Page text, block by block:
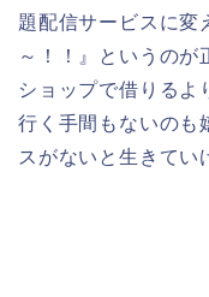
題配信サービスに変
～！！』というのが
ショップで借りるよ
行く手間もないのも
スがないと生きてい